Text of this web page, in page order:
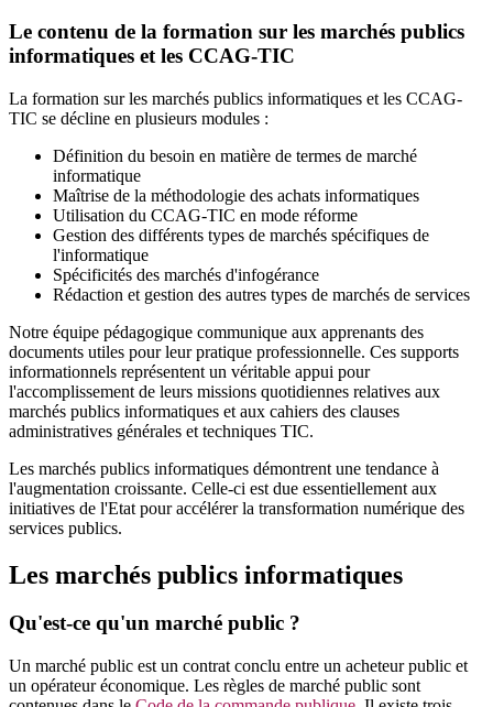
Le contenu de la formation sur les marchés publics
informatiques et les CCAG-TIC
La formation sur les marchés publics informatiques et les CCAG-
TIC se décline en plusieurs modules :
Définition du besoin en matière de termes de marché
informatique
Maîtrise de la méthodologie des achats informatiques
Utilisation du CCAG-TIC en mode réforme
Gestion des différents types de marchés spécifiques de
l'informatique
Spécificités des marchés d'infogérance
Rédaction et gestion des autres types de marchés de services
Notre équipe pédagogique communique aux apprenants des
documents utiles pour leur pratique professionnelle. Ces supports
informationnels représentent un véritable appui pour
l'accomplissement de leurs missions quotidiennes relatives aux
marchés publics informatiques et aux cahiers des clauses
administratives générales et techniques TIC.
Les marchés publics informatiques démontrent une tendance à
l'augmentation croissante. Celle-ci est due essentiellement aux
initiatives de l'Etat pour accélérer la transformation numérique des
services publics.
Les marchés publics informatiques
Qu'est-ce qu'un marché public ?
Un marché public est un contrat conclu entre un acheteur public et
un opérateur économique. Les règles de marché public sont